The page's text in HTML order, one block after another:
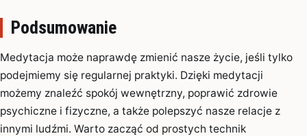
Podsumowanie
Medytacja może naprawdę zmienić nasze życie, jeśli tylko
podejmiemy się regularnej praktyki. Dzięki medytacji
możemy znaleźć spokój wewnętrzny, poprawić zdrowie
psychiczne i fizyczne, a także polepszyć nasze relacje z
innymi ludźmi. Warto zacząć od prostych technik